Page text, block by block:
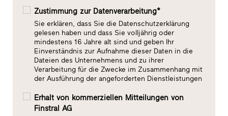
Zustimmung zur Datenverarbeitung*
Sie erklären, dass Sie die Datenschutzerklärung
gelesen haben und dass Sie volljährig oder
mindestens 16 Jahre alt sind und geben Ihr
Einverständnis zur Aufnahme dieser Daten in die
Dateien des Unternehmens und zu ihrer
Verarbeitung für die Zwecke im Zusammenhang mit
der Ausführung der angeforderten Dienstleistungen
Erhalt von kommerziellen Mitteilungen von
Finstral AG